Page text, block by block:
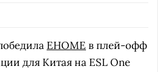
EHOME в плей-офф
для Китая на ESL One